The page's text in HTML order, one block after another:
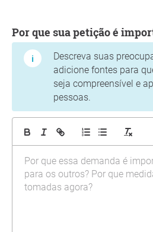
Por que sua petição é
Descreva suas
adicione fontes para
seja compreensível e
pessoas.